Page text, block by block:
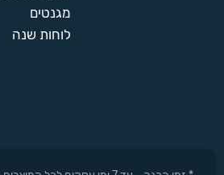
מגנטים
לוחות שנה